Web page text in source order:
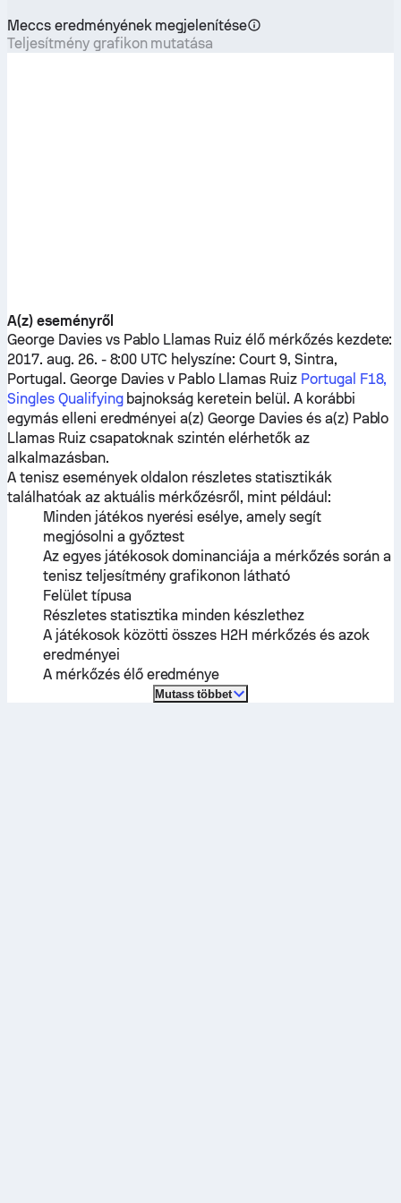
Meccs eredményének megjelenítése
Teljesítmény grafikon mutatása
A(z) eseményről
George Daviesvs Pablo Llamas Ruiz élő mérkőzés kezdete:
2017. aug. 26. - 8:00 UTC helyszíne: Court 9, Sintra,
Portugal. George Davies v Pablo Llamas Ruiz Portugal F18,
Singles Qualifyingbajnokság keretein belül. A korábbi
egymás elleni eredményei a(z)George Daviesés a(z) Pablo
Llamas Ruizcsapatoknak szintén elérhetők az
alkalmazásban.
A tenisz események oldalon részletes statisztikák
találhatóak az aktuális mérkőzésről, mint például:
Minden játékos nyerési esélye, amely segít
megjósolni a győztest
Az egyes játékosok dominanciája a mérkőzés során a
tenisz teljesítmény grafikonon látható
Felület típusa
Részletes statisztika minden készlethez
A játékosok közötti összes H2H mérkőzés és azok
eredményei
A mérkőzés élő eredménye
Mutass többet